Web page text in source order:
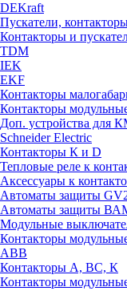
DEKraft
Пускатели,
Контакторы и
TDM
IEK
EKF
Контакторы
Контакторы
Доп. устройства
Schneider Electric
Контакторы К и D
Тепловые реле к
Аксессуары к
Автоматы защиты
Автоматы защиты
Модульные
Контакторы
ABB
Контакторы А, ВС, К
Контакторы